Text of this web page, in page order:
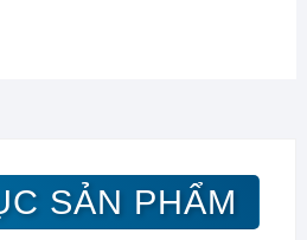
SẢN PHẨM